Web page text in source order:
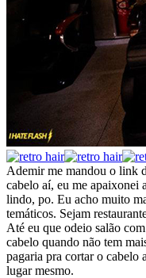
Ademir me mandou o link
cabelo aí, eu me apaixonei
lindo, po. Eu acho muito
temáticos. Sejam
Até eu que odeio salão
cabelo quando não tem
pagaria pra cortar o cabelo
lugar mesmo.